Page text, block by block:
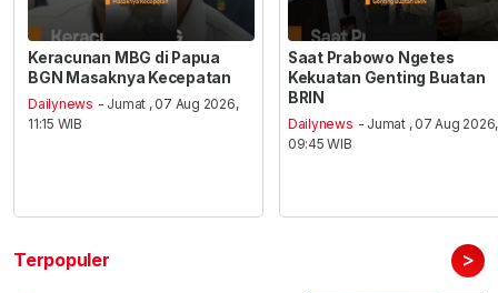
Keracunan MBG di Papua
BGN Masaknya Kecepatan
Dailynews - Jumat , 07 Aug 2026,
11:15 WIB
Saat Prabowo Ngetes
Kekuatan Genting Buatan
BRIN
Dailynews - Jumat , 07 Aug 2026,
09:45 WIB
Terpopuler >